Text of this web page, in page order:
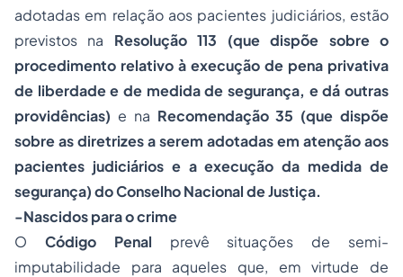
adotadas em relação aos pacientes judiciários, estão
previstos na Resolução 113 (que dispõe sobre o
procedimento relativo à execução de pena privativa
de liberdade e de medida de segurança, e dá outras
providências) e na Recomendação 35 (que dispõe
sobre as diretrizes a serem adotadas em atenção aos
pacientes judiciários e a execução da medida de
segurança) do Conselho Nacional de Justiça.
-Nascidos para o crime
O Código Penal prevê situações de semi-
imputabilidade para aqueles que, em virtude de